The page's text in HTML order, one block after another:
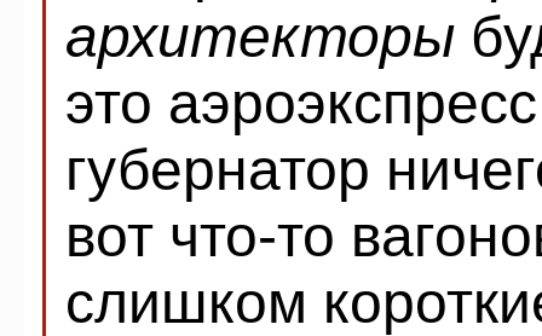
архитекторы
это
губернатор
вот что-то
слишком